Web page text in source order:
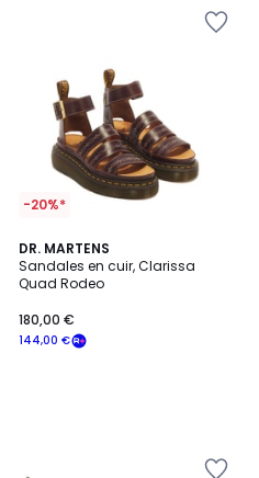
-20%*
DR. MARTENS
Sandales en cuir, Clarissa
Quad Rodeo
144,00 €
180,00 €